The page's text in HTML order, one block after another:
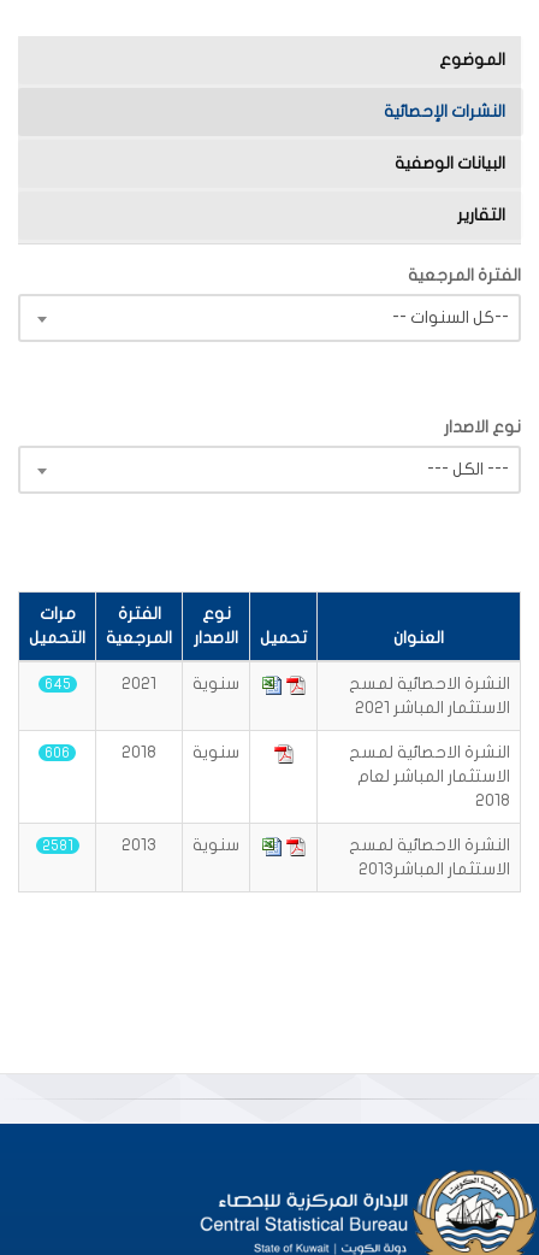
الموضوع
النشرات الإحصائية
البيانات الوصفية
التقارير
الفترة المرجعية
-- كل السنوات--
نوع الاصدار
--- الكل ---
العنوان تحميل
نوع
الاصدار
الفترة
المرجعية
مرات
التحميل
النشرة الاحصائية لمسح
الاستثمار المباشر 2021
سنوية 2021
645
النشرة الاحصائية لمسح
الاستثمار المباشر لعام
2018
سنوية 2018
606
النشرة الاحصائية لمسح
الاستثمار المباشر2013
سنوية 2013
2581